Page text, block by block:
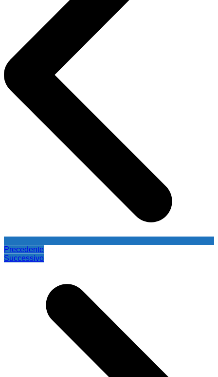
Precedente
Successivo